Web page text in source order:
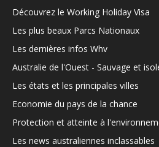
Découvrez le Working Holiday Visa
Les plus beaux Parcs Nationaux
Les dernières infos Whv
Australie de l'Ouest - Sauvage et
Les états et les principales villes
Economie du pays de la chance
Protection et atteinte à
Les news australiennes inclassables